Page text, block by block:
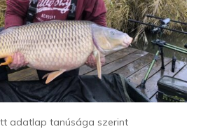
adatlap tanúsága szerint